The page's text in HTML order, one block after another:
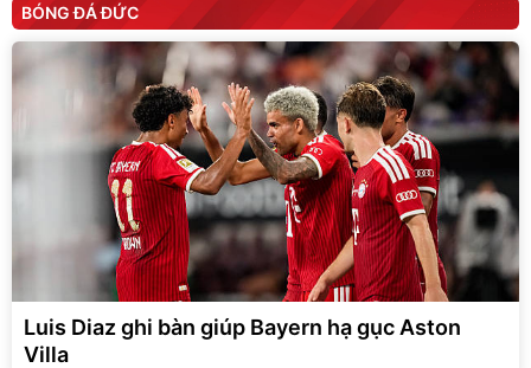
BÓNG ĐÁ ĐỨC
Luis Diaz ghi bàn giúp Bayern hạ gục Aston
Villa